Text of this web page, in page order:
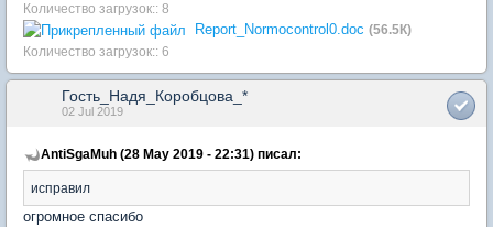
Количество загрузок:: 8
Report_Normocontrol0.doc (56.5К)
Количество загрузок:: 6
Гость_Надя_Коробцова_*
02 Jul 2019
AntiSgaMuh (28 May 2019 - 22:31) писал:
исправил
огромное спасибо